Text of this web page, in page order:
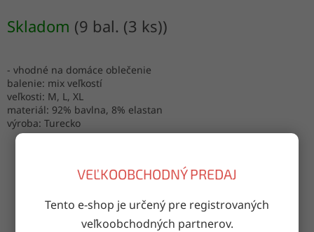
VEĽKOOBCHODNÝ PREDAJ
Tento e-shop je určený pre registrovaných
veľkoobchodných partnerov.
Skladom (9 bal. (3 ks))
- vhodné na domáce oblečenie
balenie: mix veľkostí
veľkosti: M, L, XL
materiál: 92% bavlna, 8% elastan
výroba: Turecko
ZDIEĽAŤ